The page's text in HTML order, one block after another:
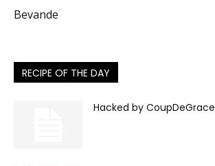
Bevande
RECIPE OF THE DAY
Hacked by CoupDeGrace